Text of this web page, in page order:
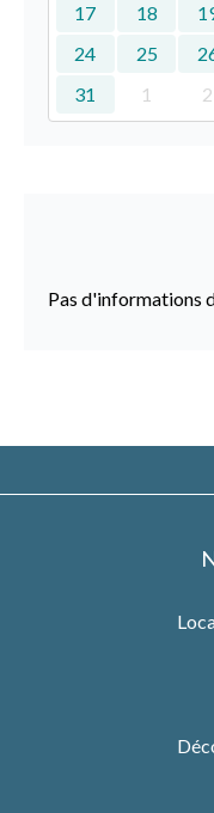
17
18
24
25
31
1 2
Pas d'informations